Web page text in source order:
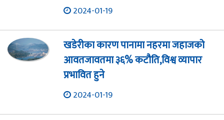
2024-01-19
खडेरीका कारण पानामा नहरमा जहाजको
आवतजावतमा ३६% कटौति,विश्व व्यापार
प्रभावित हुने
2024-01-19